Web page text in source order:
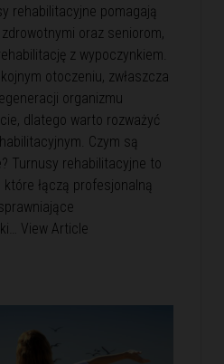
rehabilitacyjne pomagają
oraz seniorom,
z wypoczynkiem.
otoczeniu, zwłaszcza
organizmu
dlatego warto rozważyć
Czym są
Turnusy rehabilitacyjne to
łączą profesjonalną
View Article